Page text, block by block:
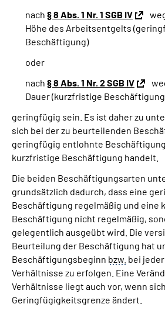
Online-Services
Suche
Language
Inhalte in Gebärdensprache (DGS)
Leichte Sprache
Mein
nach § 8 Abs. 1 Nr. 1 SGB IV
Höhe des Arbeitsentgelts
Beschäftigung)
oder
nach § 8 Abs. 1 Nr. 2 SGB IV
Dauer (kurzfristige
geringfügig sein. Es ist daher zu
sich bei der zu beurteilenden
geringfügig entlohnte
kurzfristige Beschäftigung handelt.
Die beiden Beschäftigungsarten
grundsätzlich dadurch, dass eine
Beschäftigung regelmäßig und eine
Beschäftigung nicht regelmäßig,
gelegentlich ausgeübt wird. Die
Beurteilung der Beschäftigung hat
Beschäftigungsbeginn bzw. bei
Verhältnisse zu erfolgen. Eine
Verhältnisse liegt auch vor, wenn
Geringfügigkeitsgrenze ändert.